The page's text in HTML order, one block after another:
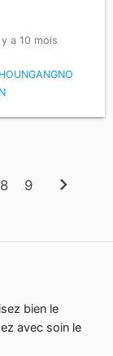
a 10 mois
HOUNGANGNO
N
8 9 chevron_right
bien le
avec soin le